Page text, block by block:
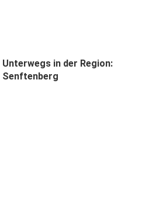
Unterwegs in der Region:
Senftenberg